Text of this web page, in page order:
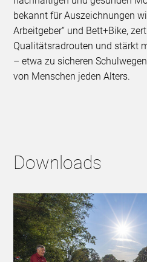
bekannt für Auszeichnungen
Arbeitgeber“ und Bett+Bike,
Qualitätsradrouten und stärkt
– etwa zu sicheren
von Menschen jeden Alters.
Downloads